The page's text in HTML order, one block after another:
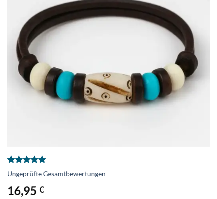
Bewertet
mit5von
5, basierend
auf
2
Ungeprüfte Gesamtbewertungen
16,95 €